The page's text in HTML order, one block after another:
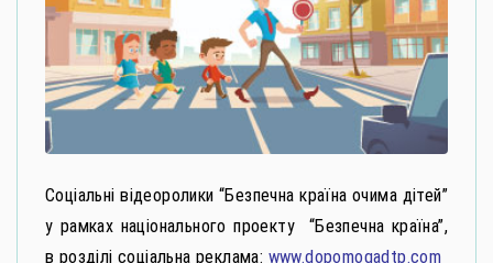
Соціальні відеоролики “Безпечна країна очима дітей”
у рамках національного проекту “Безпечна країна”,
в розділі соціальна реклама: www.dopomogadtp.com